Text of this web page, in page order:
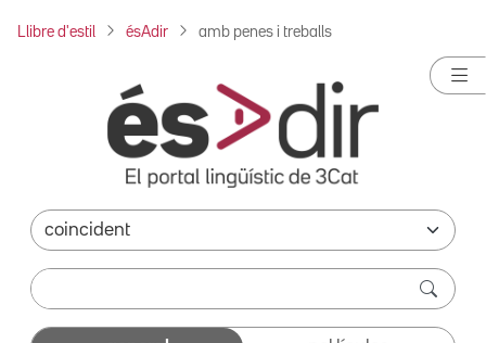
Llibre d'estil ésAdir amb penes i treballs